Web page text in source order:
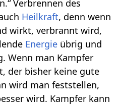
Verbrennen des
Heilkraft, denn wenn
wirkt, verbrannt wird,
Energie übrig und
Wenn man Kampfer
der bisher keine gute
wird man feststellen,
wird. Kampfer kann